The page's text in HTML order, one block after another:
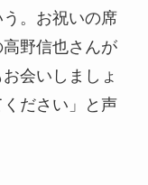
。お祝いの席
野信也さんが
会いしましょ
ださい」と声